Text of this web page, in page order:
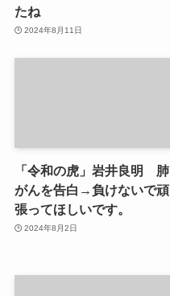
たね
2024年8月11日
「令和の虎」岩井良明 肺
がんを告白→負けないで頑
張ってほしいです。
2024年8月2日